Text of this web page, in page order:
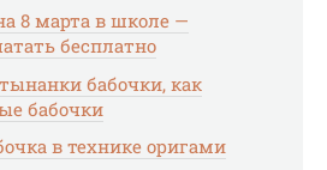
8 марта в школе —
бесплатно
бабочки, как
бабочки
в технике оригами